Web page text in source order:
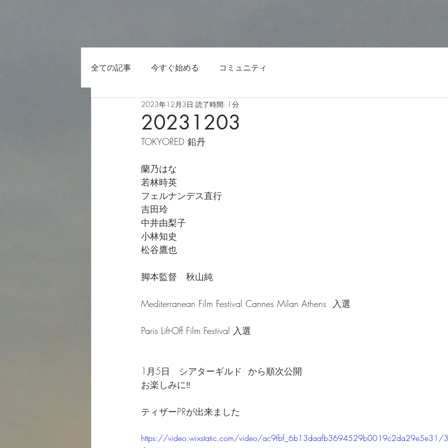
全ての記事 今すぐ始める コミュニティ
20231203
2023年12月3日 読了時間: 1分
TOKYORED 鉛丹
蘭乃はな
若林時英
フェルナンデス直行
吉田玲
中井由梨子
小林知史
松谷鷹也
脚本監督　秋山純
Mediterranean Film Festival Cannes Milan Athens  入選
Paris Lift-Off Film Festival 入選
1月5日　シアターギルド  から順次公開
お楽しみに‼️
ティザーPRが出来ました
https://video.wixstatic.com/video/